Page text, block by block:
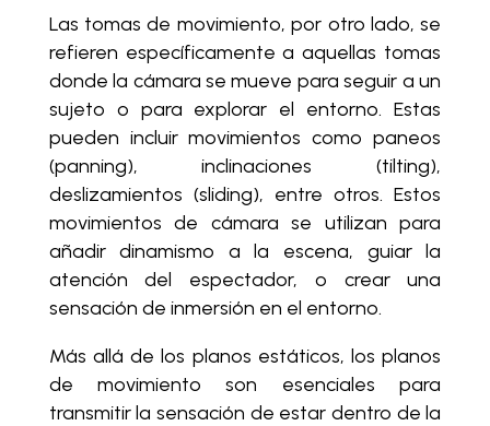
Las tomas de movimiento, por otro lado, se
refieren específicamente a aquellas tomas
donde la cámara se mueve para seguir a un
sujeto o para explorar el entorno. Estas
pueden incluir movimientos como paneos
(panning), inclinaciones (tilting),
deslizamientos (sliding), entre otros. Estos
movimientos de cámara se utilizan para
añadir dinamismo a la escena, guiar la
atención del espectador, o crear una
sensación de inmersión en el entorno.
Más allá de los planos estáticos, los planos
de movimiento son esenciales para
transmitir la sensación de estar dentro de la